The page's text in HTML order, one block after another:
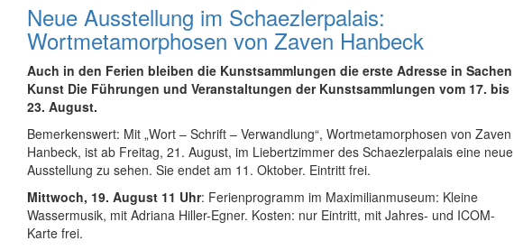
Neue Ausstellung im Schaezlerpalais:
Wortmetamorphosen von Zaven Hanbeck
Auch in den Ferien bleiben die Kunstsammlungen die erste Adresse in Sachen
Kunst Die Führungen und Veranstaltungen der Kunstsammlungen vom 17. bis
23. August.
Bemerkenswert: Mit „Wort – Schrift – Verwandlung“, Wortmetamorphosen von Zaven
Hanbeck, ist ab Freitag, 21. August, im Liebertzimmer des Schaezlerpalais eine neue
Ausstellung zu sehen. Sie endet am 11. Oktober. Eintritt frei.
Mittwoch, 19. August 11 Uhr: Ferienprogramm im Maximilianmuseum: Kleine
Wassermusik, mit Adriana Hiller-Egner. Kosten: nur Eintritt, mit Jahres- und ICOM-
Karte frei.